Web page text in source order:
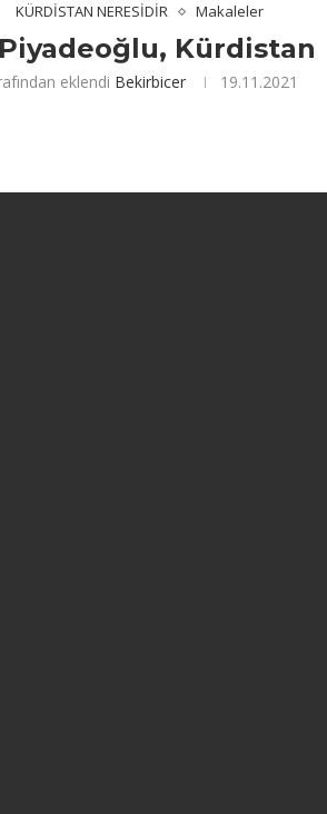
KÜRDİSTAN NERESİDİR Makaleler
Kürdistan
eklendi Bekirbicer 19.11.2021